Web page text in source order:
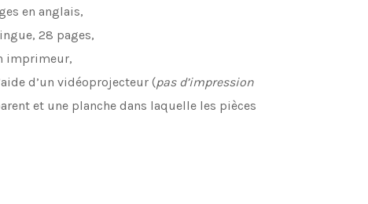
en anglais,
28 pages,
imprimeur,
d’un vidéoprojecteur (pas d’impression
et une planche dans laquelle les pièces